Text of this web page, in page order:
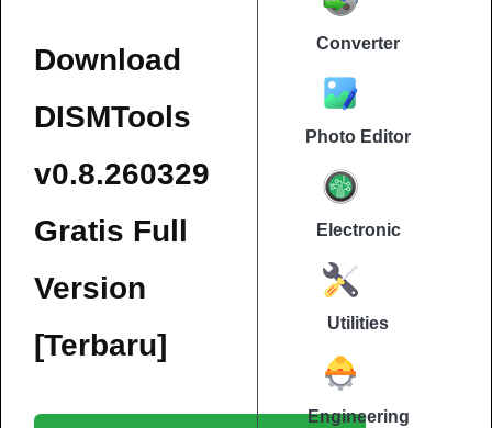
Download
DISMTools
v0.8.260329
Gratis Full
Version
[Terbaru]
Converter
Photo Editor
Electronic
Utilities
Engineering